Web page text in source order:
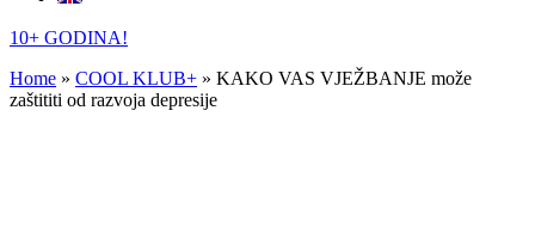
10+ GODINA!
Home » COOL KLUB+ » KAKO VAS VJEŽBANJE može
zaštititi od razvoja depresije